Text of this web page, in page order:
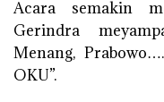
Acara semakin
Gerindra
Menang,
OKU”.